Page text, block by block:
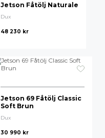
Jetson Fåtölj Naturale
Dux
48 230 kr
Jetson 69 Fåtölj Classic
Soft Brun
Dux
30 990 kr